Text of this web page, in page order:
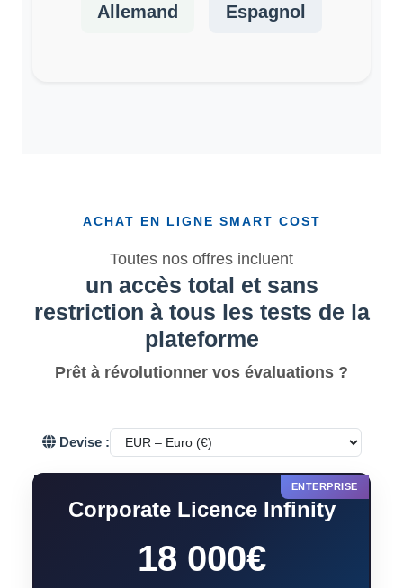
Allemand Espagnol
ACHAT EN LIGNE SMART COST
Toutes nos offres incluent
un accès total et sans
restriction à tous les tests de la
plateforme
Prêt à révolutionner vos évaluations ?
Devise :
Corporate Licence Infinity
18 000€